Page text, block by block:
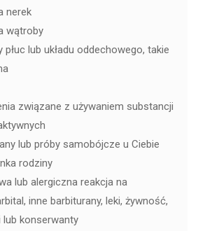
nerek
wątroby
płuc lub układu oddechowego, takie
związane z używaniem substancji
lub próby samobójcze u Ciebie
rodziny
lub alergiczna reakcja na
inne barbiturany, leki, żywność,
lub konserwanty